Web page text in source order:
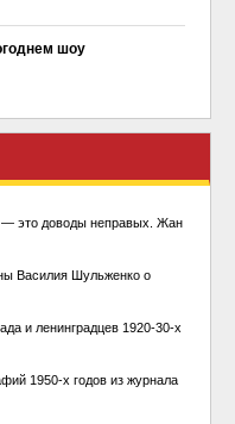
шоу
— это доводы неправых. Жан
Василия Шульженко о
и ленинградцев 1920-30-х
1950-х годов из журнала